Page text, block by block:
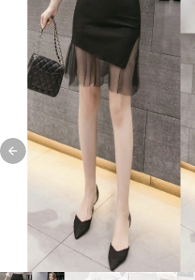
Previous slide